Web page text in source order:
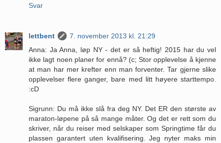
Svar
lettbent
7. november 2013 kl. 21:29
Anna: Ja Anna, løp NY - det er så heftig! 2015 har du vel
ikke lagt noen planer for ennå? (c; Stor opplevelse å kjenne
at man har mer krefter enn man forventer. Tar gjerne slike
opplevelser flere ganger, bare med litt høyere starttempo.
:cD
Sigrunn: Du må ikke slå fra deg NY. Det ER den største av
maraton-løpene på så mange måter. Og det er rett som du
skriver, når du reiser med selskaper som Springtime får du
plassen garantert uten kvalifisering. Jeg nyter maks min